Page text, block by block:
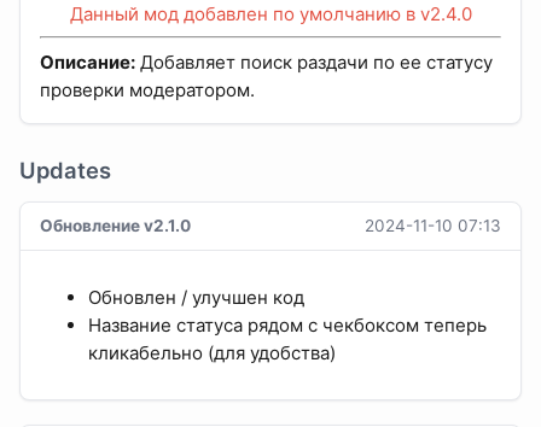
Данный мод добавлен по умолчанию в v2.4.0
Описание: Добавляет поиск раздачи по ее статусу
проверки модератором.
Updates
Обновление v2.1.0 2024-11-10 07:13
Обновлен / улучшен код
Название статуса рядом с чекбоксом теперь
кликабельно (для удобства)